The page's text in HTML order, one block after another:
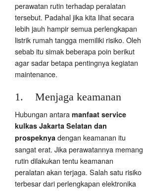
perawatan rutin terhadap peralatan
tersebut. Padahal jika kita lihat secara
lebih jauh hampir semua perlengkapan
listrik rumah tangga memiliki risiko. Oleh
sebab itu simak beberapa poin berikut
agar sadar betapa pentingnya kegiatan
maintenance.
1. Menjaga keamanan
Hubungan antara manfaat service
kulkas Jakarta Selatan dan
prospeknya dengan keamanan itu
sangat erat. Jika perawatannya memang
rutin dilakukan tentu keamanan
peralatan akan terjaga. Salah satu risiko
terbesar dari perlengkapan elektronika